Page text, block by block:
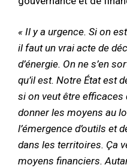
« Il y a urgence. Si on
il faut un vrai acte de
d’énergie. On ne s’en
qu’il est. Notre État est
si on veut être efficaces
donner les moyens au
l’émergence d’outils et
dans les territoires. Ça
moyens financiers.